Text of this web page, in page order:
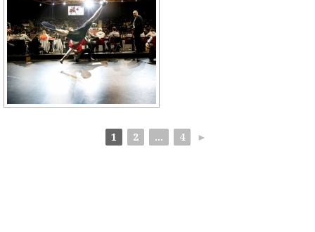
1 2 ... 4 ►